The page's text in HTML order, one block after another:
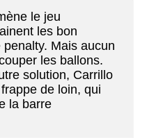
le jeu
les bon
Mais aucun
les ballons.
solution, Carrillo
de loin, qui
la barre